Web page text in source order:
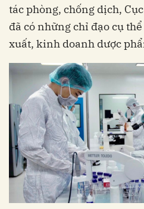
tác phòng, chống dịch,
đã có những chỉ đạo cụ
xuất, kinh doanh dược